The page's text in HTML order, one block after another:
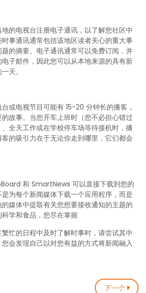
的电视台注册电子通讯，以了解您社区中
事通讯通常包括该地区读者关心的重大事
的摘要。电子通讯通常可以免费订阅，并
子邮件，因此您可以从本地来源的具有新
天。
或电视节目可能有 15-20 分钟长的播客，
故事。当您开车上班时（您不必担心错过
全天工作或在学校停车场等待接机时，播
的吸引力在于无论你走到哪里，它们都会
和 SmartNews 可以直接下载到您的
为每个新闻媒体下载一个应用程序，而是
媒体中提取有关您想要接收通知的主题的
学和食品，您尽在掌握
忙的日程中及时了解时事时，请尝试其中
会发现自己以对您有益的方式将新闻融入
下一个